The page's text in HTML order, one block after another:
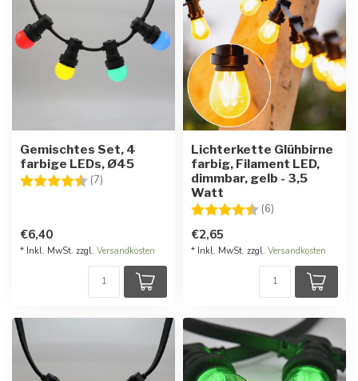
Gemischtes Set, 4
farbige LEDs, Ø45
Bewertung:
(7) 4.4 von 5 Sternen
€6,40
* Inkl. MwSt. zzgl. Versandkosten
Lichterkette Glühbirne
farbig, Filament LED,
dimmbar, gelb - 3,5
Watt
Bewertung:
(6)
€2,65
* Inkl. MwSt. zzgl. Versandkosten